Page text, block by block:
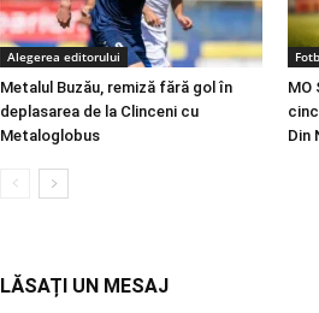
Alegerea editorului
Metalul Buzău, remiză fără gol în
deplasarea de la Clinceni cu
Metaloglobus
MO
Din
LĂSAȚI UN MESAJ